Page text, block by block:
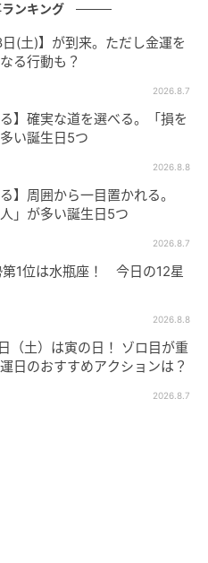
ンキング
(土)】が到来。ただし金運を
る行動も？
2026.8.7
る】確実な道を選べる。「損を
い誕生日5つ
2026.8.8
】周囲から一目置かれる。
人」が多い誕生日5つ
2026.8.7
1位は水瓶座！ 今日の12星
2026.8.8
（土）は寅の日！ ゾロ目が重
日のおすすめアクションは？
2026.8.7